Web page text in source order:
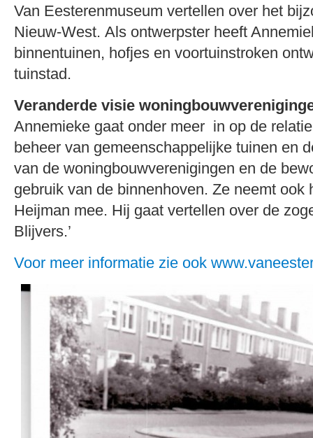
Van Eesterenmuseum vertellen over het
Nieuw-West. Als ontwerpster heeft
binnentuinen, hofjes en voortuinstroken
tuinstad.
Veranderde visie
Annemieke gaat onder meer in op de
beheer van gemeenschappelijke tuinen en
van de woningbouwverenigingen en de
gebruik van de binnenhoven. Ze neemt ook
Heijman mee. Hij gaat vertellen over de
Blijvers.’
Voor meer informatie zie ook